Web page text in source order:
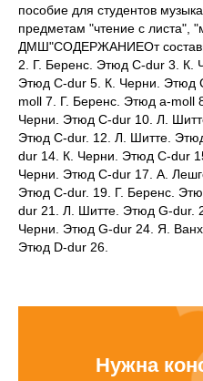
пособие для студентов
предметам "чтение с листа",
ДМШ"СОДЕРЖАНИЕОт
2. Г. Беренс. Этюд C-dur 3. К.
Этюд C-dur 5. К. Черни. Этюд
moll 7. Г. Беренс. Этюд a-moll
Черни. Этюд C-dur 10. Л.
Этюд C-dur. 12. Л. Шитте.
dur 14. К. Черни. Этюд C-dur
Черни. Этюд C-dur 17. А.
Этюд C-dur. 19. Г. Беренс.
dur 21. Л. Шитте. Этюд G-dur.
Черни. Этюд G-dur 24. Я.
Этюд D-dur 26.
Нужна